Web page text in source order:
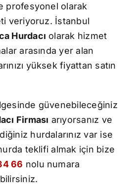
profesyonel olarak
veriyoruz. İstanbul
Hurdacı olarak hizmet
arasında yer alan
yüksek fiyattan satın
güvenebileceğiniz
Firması arıyorsanız ve
hurdalarınız var ise
teklifi almak için bize
66 nolu numara